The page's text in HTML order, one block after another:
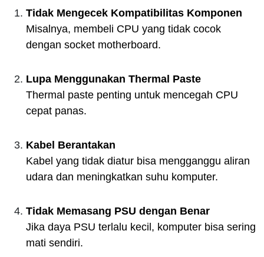
Tidak Mengecek Kompatibilitas Komponen
Misalnya, membeli CPU yang tidak cocok
dengan socket motherboard.
Lupa Menggunakan Thermal Paste
Thermal paste penting untuk mencegah CPU
cepat panas.
Kabel Berantakan
Kabel yang tidak diatur bisa mengganggu aliran
udara dan meningkatkan suhu komputer.
Tidak Memasang PSU dengan Benar
Jika daya PSU terlalu kecil, komputer bisa sering
mati sendiri.